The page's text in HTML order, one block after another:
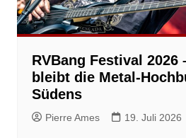
RVBang Festival 2026
bleibt die Metal-
Südens
Pierre Ames 19. Juli 2026